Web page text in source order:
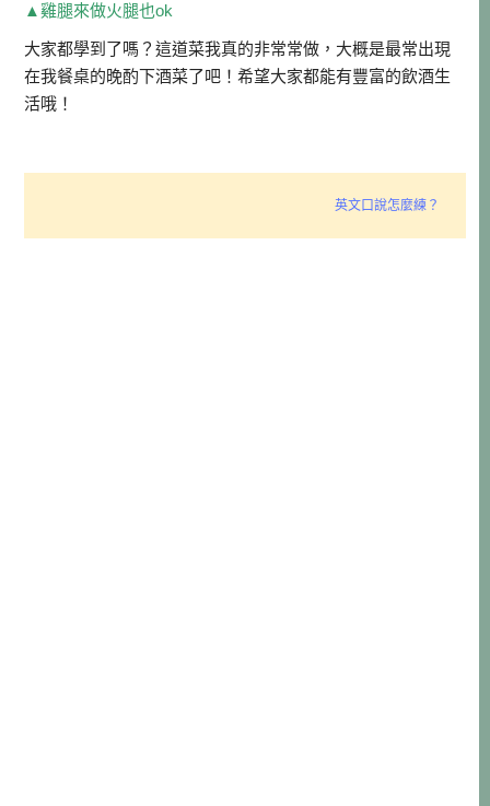
▲雞腿來做火腿也ok
大家都學到了嗎？這道菜我真的非常常做，大概是最常出現
在我餐桌的晚酌下酒菜了吧！希望大家都能有豐富的飲酒生
活哦！
英文口說怎麼練？